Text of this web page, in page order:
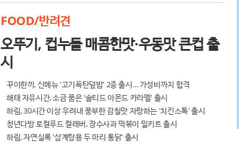
FOOD/반려견
오뚜기, 컵누들 매콤한맛·우동맛 큰컵 출
시
꾸이한끼, 신메뉴 '고기폭탄덮밥' 2종 출시… 가성비까지 합격
해태 자유시간, 소금 품은 '솔티드 아몬드 카라멜' 출시
하림, 30시간 이상 우려내 풍부한 감칠맛 자랑하는 '치킨스톡' 출시
청년다방 로컬푸드 컬래버, 장수사과 떡볶이 밀키트 출시
하림, 자연실록 '삼계탕용 두 마리 통닭' 출시